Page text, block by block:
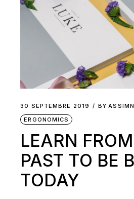
30 SEPTEMBRE 2019 BY
ERGONOMICS
LEARN
PAST TO BE
TODAY